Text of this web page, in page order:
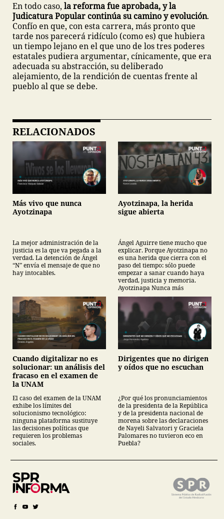
En todo caso, la reforma fue aprobada, y la
Judicatura Popular continúa su camino y evolución.
Confío en que, con esta carrera, más pronto que
tarde nos parecerá ridículo (como es) que hubiera
un tiempo lejano en el que uno de los tres poderes
estatales pudiera argumentar, cínicamente, que era
adecuada su abstracción, su deliberado
alejamiento, de la rendición de cuentas frente al
pueblo al que se debe.
RELACIONADOS
Más vivo que nunca
Ayotzinapa
La mejor administración de la
justicia es la que va pegada a la
verdad. La detención de Ángel
“N” envía el mensaje de que no
hay intocables.
Ayotzinapa, la herida
sigue abierta
Ángel Aguirre tiene mucho que
explicar. Porque Ayotzinapa no
es una herida que cierra con el
paso del tiempo: sólo puede
empezar a sanar cuando haya
verdad, justicia y memoria.
Ayotzinapa Nunca más
Cuando digitalizar no es
solucionar: un análisis del
fracaso en el examen de
la UNAM
El caso del examen de la UNAM
exhibe los límites del
solucionismo tecnológico:
ninguna plataforma sustituye
las decisiones políticas que
requieren los problemas
sociales.
Dirigentes que no dirigen
y oídos que no escuchan
¿Por qué los pronunciamientos
de la presidenta de la República
y de la presidenta nacional de
morena sobre las declaraciones
de Nayeli Salvatori y Graciela
Palomares no tuvieron eco en
Puebla?